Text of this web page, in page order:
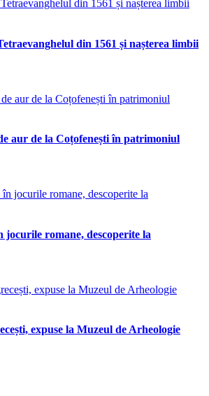
din 1561 și nașterea limbii
aur de la Coțofenești în patrimoniul
jocurile romane, descoperite la
expuse la Muzeul de Arheologie